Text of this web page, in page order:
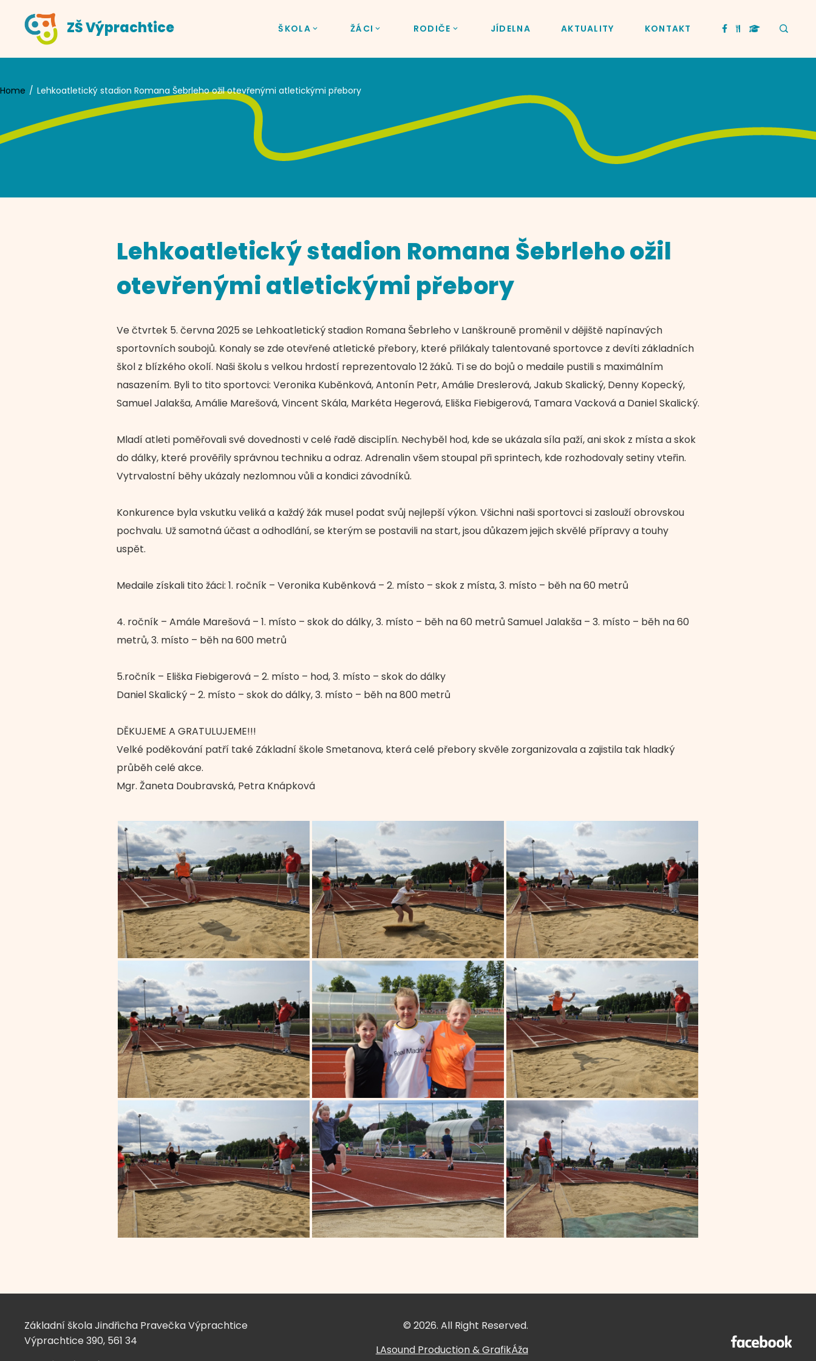
content
ZŠ Výprachtice ŠKOLA ŽÁCI RODIČE JÍDELNA AKTUALITY KONTAKT
Home Lehkoatletický stadion Romana Šebrleho ožil otevřenými atletickými přebory
Lehkoatletický stadion Romana Šebrleho ožil
otevřenými atletickými přebory
Ve čtvrtek 5. června 2025 se Lehkoatletický stadion Romana Šebrleho v Lanškrouně proměnil v dějiště napínavých
sportovních soubojů. Konaly se zde otevřené atletické přebory, které přilákaly talentované sportovce z devíti základních
škol z blízkého okolí. Naši školu s velkou hrdostí reprezentovalo 12 žáků. Ti se do bojů o medaile pustili s maximálním
nasazením. Byli to tito sportovci: Veronika Kuběnková, Antonín Petr, Amálie Dreslerová, Jakub Skalický, Denny Kopecký,
Samuel Jalakša, Amálie Marešová, Vincent Skála, Markéta Hegerová, Eliška Fiebigerová, Tamara Vacková a Daniel Skalický.
Mladí atleti poměřovali své dovednosti v celé řadě disciplín. Nechyběl hod, kde se ukázala síla paží, ani skok z místa a skok
do dálky, které prověřily správnou techniku a odraz. Adrenalin všem stoupal při sprintech, kde rozhodovaly setiny vteřin.
Vytrvalostní běhy ukázaly nezlomnou vůli a kondici závodníků.
Konkurence byla vskutku veliká a každý žák musel podat svůj nejlepší výkon. Všichni naši sportovci si zaslouží obrovskou
pochvalu. Už samotná účast a odhodlání, se kterým se postavili na start, jsou důkazem jejich skvělé přípravy a touhy
uspět.
Medaile získali tito žáci: 1. ročník – Veronika Kuběnková – 2. místo – skok z místa, 3. místo – běh na 60 metrů
4. ročník – Amále Marešová – 1. místo – skok do dálky, 3. místo – běh na 60 metrů Samuel Jalakša – 3. místo – běh na 60
metrů, 3. místo – běh na 600 metrů
5.ročník – Eliška Fiebigerová – 2. místo – hod, 3. místo – skok do dálky
Daniel Skalický – 2. místo – skok do dálky, 3. místo – běh na 800 metrů
DĚKUJEME A GRATULUJEME!!!
Velké poděkování patří také Základní škole Smetanova, která celé přebory skvěle zorganizovala a zajistila tak hladký
průběh celé akce.
Mgr. Žaneta Doubravská, Petra Knápková
Základní škola Jindřicha Pravečka Výprachtice
Výprachtice 390, 561 34
© 2026. All Right Reserved.
LAsound Production&GrafikÁža